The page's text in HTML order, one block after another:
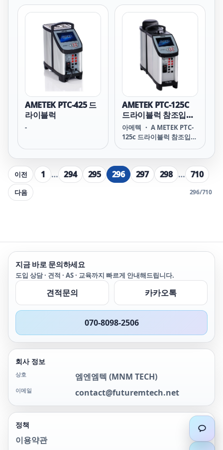
Professional
Temperature
Calibrator with sensor
and reference inputs
PTC-425B PTC425B
AMETEK PTC-425 아메텍
PTC-425 아미텍 PTC-425
PTC-425 AMETEK PTC-
425 아메텍 PTC-425 아미
텍 AMETEK PTC425 아메
텍 PTC425 아미텍 PTC425
PTC425 AMETEK PTC425
아메텍 PTC425 아미텍
Temperature
Calibrator PTC-425A
PTC425A AMETEK PTC-
425 아메텍 PTC-425 아미
텍 PTC-425 PTC-425
AMETEK PTC-425 아메텍
PTC-425 아미텍 AMETEK
PTC425 아메텍 PTC425 아
미텍 PTC425 PTC425
AMETEK PTC425 아메텍
PTC425 아미텍
AMETEK PTC-425 드
라이블럭
-
AMETEK PTC-125C
드라이블럭 참조입력
포함
아메텍 ・ A METEK PTC-
125c 드라이블럭 참조입력
Temperature
Calibrator with
reference input PTC-
PTC125 아메텍 PTC125 아
미텍 PTC125 PTC125
이전 1 … 294 295 296 297 298 … 710
다음 296/710
지금 바로 문의하세요
도입 상담 · 견적 · AS · 교육까지 빠르게 안내해드립니다.
견적문의 카카오톡
070-8098-2506
회사 정보
상호 엠엔엠텍 (MNM TECH)
이메일 contact@futuremtech.net
정책
이용약관